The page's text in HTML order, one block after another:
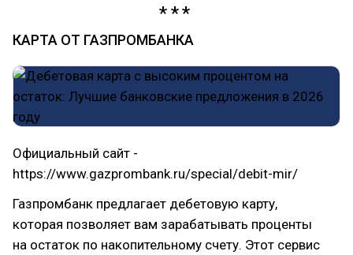
КАРТА ОТ ГАЗПРОМБАНКА
Официальный сайт -
https://www.gazprombank.ru/special/debit-mir/
Газпромбанк предлагает дебетовую карту,
которая позволяет вам зарабатывать проценты
на остаток по накопительному счету. Этот сервис